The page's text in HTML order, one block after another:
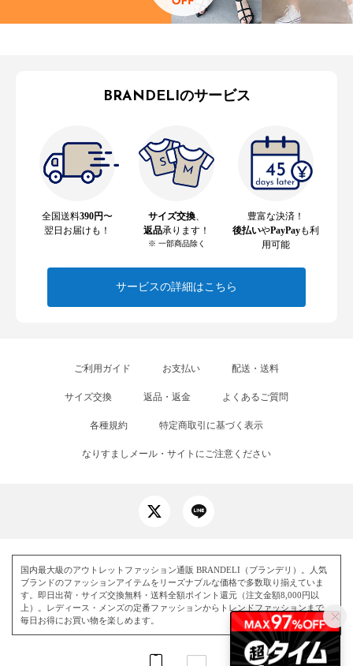
BRANDELIのサービス
全国送料390円〜
翌日お届けも！
サイズ交換
返品承ります！
※ 一部商品除く
豊富な決済！
後払いやPayPayも利
用可能
サービスの詳細はこちら
ご利用ガイド お支払い 配送・送料
サイズ交換 返品・返金 よくあるご質問
各種規約 特定商取引に基づく表示
なりすましメール・サイトにご注意ください
国内最大級のアウトレットファッション通販 BRANDELI（ブランデリ）。人気
ブランドのファッションアイテムをリーズナブルな価格で多数取り揃えていま
す。即日出荷・サイズ交換無料・送料全額ポイント還元（注文金額8,000円以
上）。レディース・メンズの定番ファッションからトレンドファッションまで、
毎日お得にお買い物を楽しめます。